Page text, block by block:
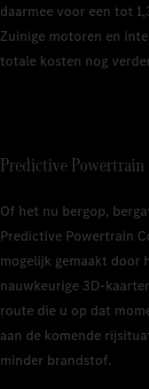
daarmee voor een tot
Zuinige motoren en
totale kosten nog
Predictive
Of het nu bergop,
Predictive Powertrain
mogelijk gemaakt door
nauwkeurige
route die u op dat
aan de komende
minder brandstof.